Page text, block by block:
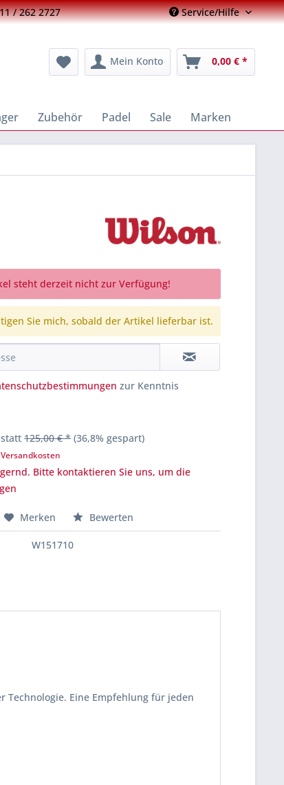
/ 262 2727 Service/Hilfe
Mein Konto 0,00 € *
Zubehör Padel Sale Marken
steht derzeit nicht zur Verfügung!
Sie mich, sobald der Artikel lieferbar ist.
zur Kenntnis
statt125,00 € * (36,8% gespart)
Bitte kontaktieren Sie uns, um die
Merken Bewerten
W151710
Technologie. Eine Empfehlung für jeden